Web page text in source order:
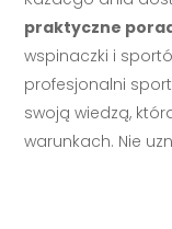
praktyczne
wspinaczki i
profesjonalni
swoją wiedzą,
warunkach. Nie